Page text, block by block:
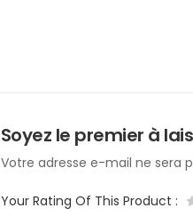
Soyez le premier à
Votre adresse e-mail ne sera
Your Rating Of This Product :